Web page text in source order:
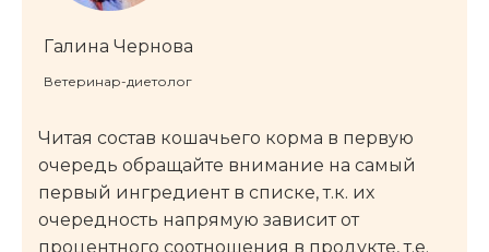
Галина Чернова
Ветеринар-диетолог
Читая состав кошачьего корма в первую
очередь обращайте внимание на самый
первый ингредиент в списке, т.к. их
очередность напрямую зависит от
процентного соотношения в продукте, т.е.